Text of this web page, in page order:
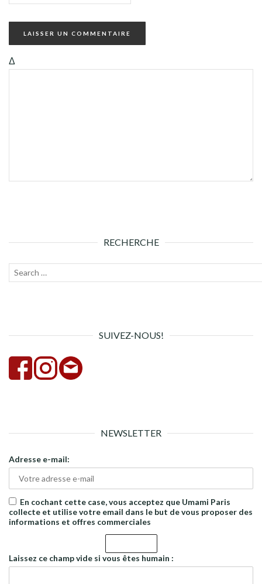
Δ
RECHERCHE
Recherche
SUIVEZ-NOUS!
NEWSLETTER
Adresse e-mail:
En cochant cette case, vous acceptez que Umami Paris
collecte et utilise votre email dans le but de vous proposer des
informations et offres commerciales
Laissez ce champ vide si vous êtes humain :